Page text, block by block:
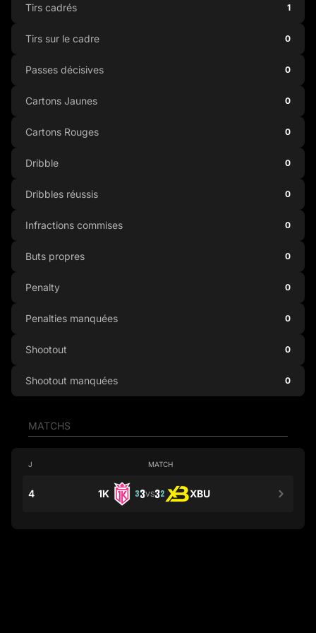
MATCHS
J MATCH
4 1K 33VS32 XBU
Tirs cadrés 1
Tirs sur le cadre 0
Passes décisives 0
Cartons Jaunes 0
Cartons Rouges 0
Dribble 0
Dribbles réussis 0
Infractions commises 0
Buts propres 0
Penalty 0
Penalties manquées 0
Shootout 0
Shootout manquées 0